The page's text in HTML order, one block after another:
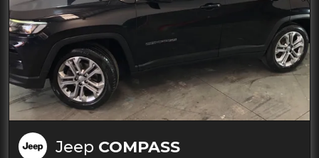
Jeep COMPASS